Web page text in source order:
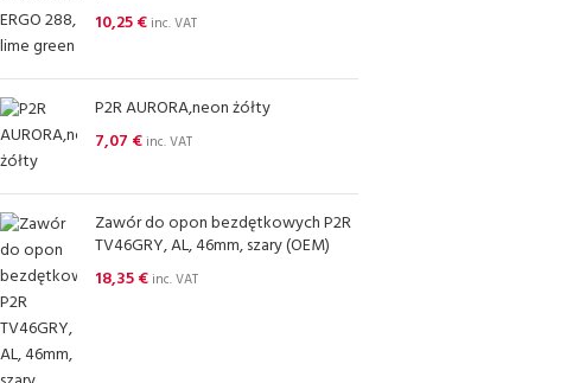
10,25€ inc. VAT
P2R AURORA,neon żółty
7,07 € inc. VAT
Zawór do opon bezdętkowych P2R
TV46GRY, AL, 46mm, szary (OEM)
18,35€ inc. VAT